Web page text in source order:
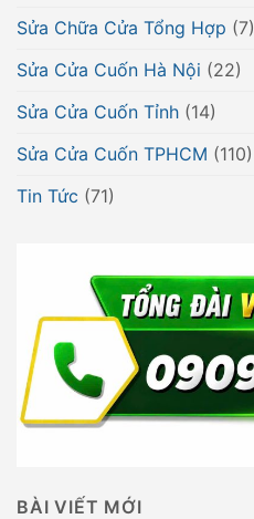
Sửa Chữa Cửa Tổng Hợp (7)
Sửa Cửa Cuốn Hà Nội (22)
Sửa Cửa Cuốn Tỉnh (14)
Sửa Cửa Cuốn TPHCM (110)
Tin Tức (71)
BÀI VIẾT MỚI